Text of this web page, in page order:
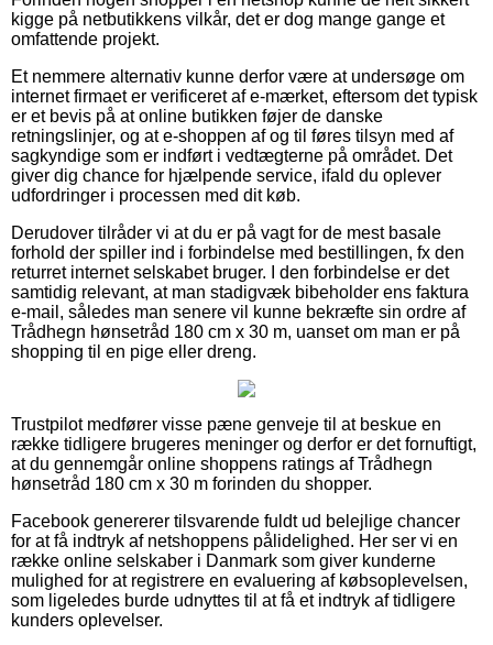
kigge på netbutikkens vilkår, det er dog mange gange et
omfattende projekt.
Et nemmere alternativ kunne derfor være at undersøge om
internet firmaet er verificeret af e-mærket, eftersom det typisk
er et bevis på at online butikken føjer de danske
retningslinjer, og at e-shoppen af og til føres tilsyn med af
sagkyndige som er indført i vedtægterne på området. Det
giver dig chance for hjælpende service, ifald du oplever
udfordringer i processen med dit køb.
Derudover tilråder vi at du er på vagt for de mest basale
forhold der spiller ind i forbindelse med bestillingen, fx den
returret internet selskabet bruger. I den forbindelse er det
samtidig relevant, at man stadigvæk bibeholder ens faktura
e-mail, således man senere vil kunne bekræfte sin ordre af
Trådhegn hønsetråd 180 cm x 30 m, uanset om man er på
shopping til en pige eller dreng.
Trustpilot medfører visse pæne genveje til at beskue en
række tidligere brugeres meninger og derfor er det fornuftigt,
at du gennemgår online shoppens ratings af Trådhegn
hønsetråd 180 cm x 30 m forinden du shopper.
Facebook genererer tilsvarende fuldt ud belejlige chancer
for at få indtryk af netshoppens pålidelighed. Her ser vi en
række online selskaber i Danmark som giver kunderne
mulighed for at registrere en evaluering af købsoplevelsen,
som ligeledes burde udnyttes til at få et indtryk af tidligere
kunders oplevelser.